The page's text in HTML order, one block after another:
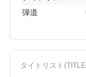
弾道
タイトリスト